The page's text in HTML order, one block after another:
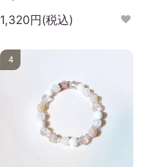
1,320円(税込)
4